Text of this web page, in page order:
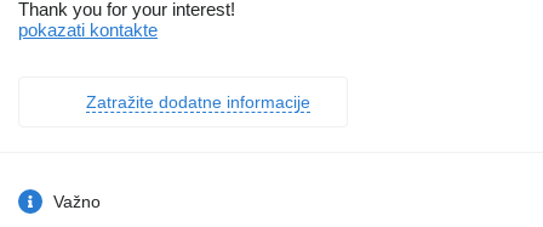
Thank you for your interest!
pokazati kontakte
Zatražite dodatne informacije
Važno